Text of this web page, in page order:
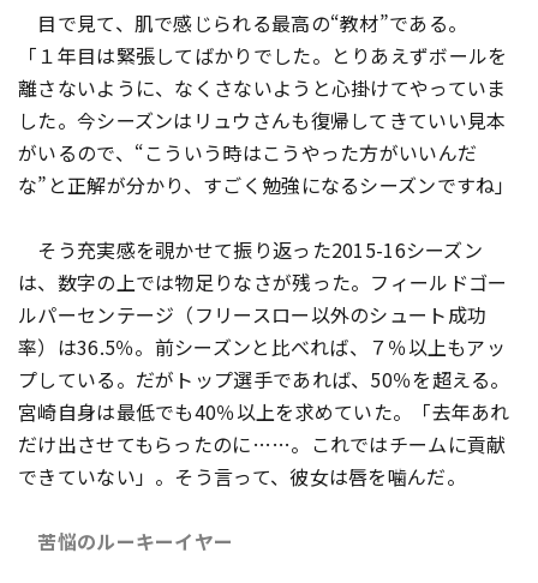
目で見て、肌で感じられる最高の“教材”である。
「１年目は緊張してばかりでした。とりあえずボールを
離さないように、なくさないようと心掛けてやっていま
した。今シーズンはリュウさんも復帰してきていい見本
がいるので、“こういう時はこうやった方がいいんだ
な”と正解が分かり、すごく勉強になるシーズンですね」
そう充実感を覗かせて振り返った2015-16シーズン
は、数字の上では物足りなさが残った。フィールドゴー
ルパーセンテージ（フリースロー以外のシュート成功
率）は36.5％。前シーズンと比べれば、７％以上もアッ
プしている。だがトップ選手であれば、50％を超える。
宮崎自身は最低でも40％以上を求めていた。「去年あれ
だけ出させてもらったのに……。これではチームに貢献
できていない」。そう言って、彼女は唇を噛んだ。
苦悩のルーキーイヤー